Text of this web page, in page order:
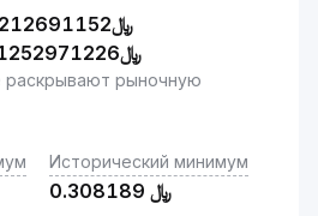
﷼
﷼
рыночную
Исторический минимум
﷼ 0.308189